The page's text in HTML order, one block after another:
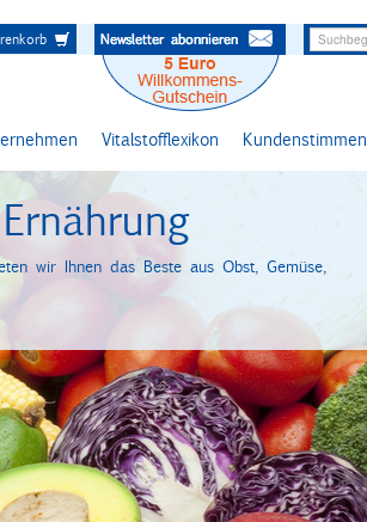
Vitalstofflexikon Kundenstimmen
wir Ihnen das Beste aus Obst, Gemüse,